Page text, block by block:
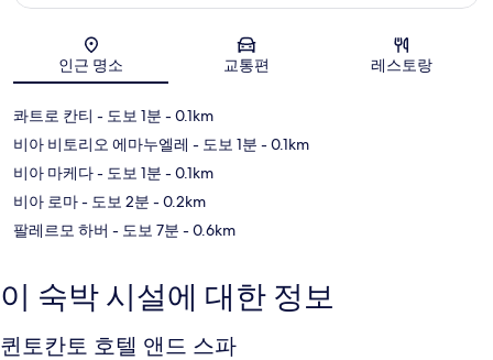
지도
인근 명소 교통편 레스토랑
콰트로 칸티 - 도보 1분 - 0.1km
비아 비토리오 에마누엘레 - 도보 1분 - 0.1km
비아 마케다- 도보 1분 - 0.1km
비아 로마- 도보 2분 - 0.2km
팔레르모 하버 - 도보 7분 - 0.6km
이 숙박 시설에 대한 정보
퀸토칸토 호텔 앤드 스파